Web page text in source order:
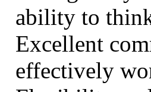
ability to
Excellent
effectively